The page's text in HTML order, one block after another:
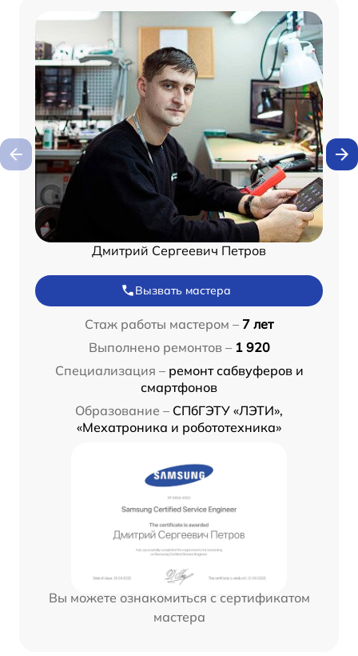
Дмитрий Сергеевич Петров
Вызвать мастера
Стаж работы мастером – 7 лет
Выполнено ремонтов – 1 920
Специализация – ремонт сабвуферов и
смартфонов
Образование – СПбГЭТУ «ЛЭТИ»,
«Мехатроника и робототехника»
Вы можете ознакомиться с сертификатом
мастера